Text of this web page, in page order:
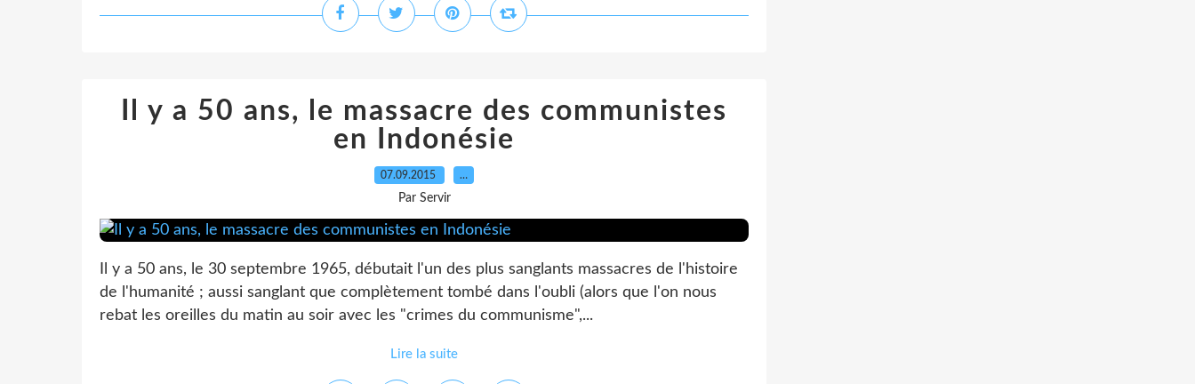
Il y a 50 ans, le massacre des communistes
en Indonésie
07.09.2015 …
Par Servir
Il y a 50 ans, le 30 septembre 1965, débutait l'un des plus sanglants massacres de l'histoire
de l'humanité ; aussi sanglant que complètement tombé dans l'oubli (alors que l'on nous
rebat les oreilles du matin au soir avec les "crimes du communisme",...
Lire la suite